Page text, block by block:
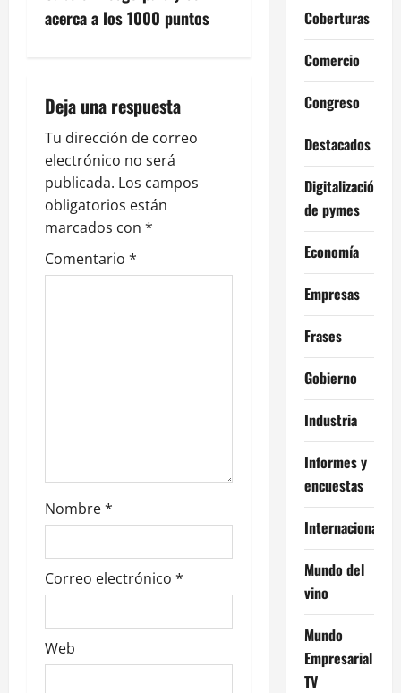
a
ó
n
d
e
e
a
s
acerca a los 1000 puntos
Deja una respuesta
Tu dirección de correo
electrónico no será
publicada. Los campos
obligatorios están
marcados con *
Comentario *
Nombre*
Correo electrónico *
Web
Coberturas
Comercio
Congreso
Destacados
Digitalización
de pymes
Economía
Empresas
Frases
Gobierno
Industria
Informes y
encuestas
Internacional
Mundo del
vino
Mundo
Empresarial
TV